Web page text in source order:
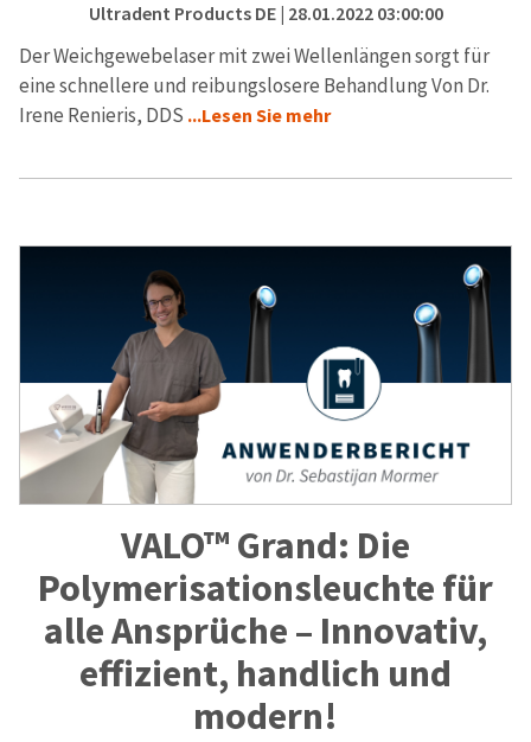
Ultradent Products DE| 28.01.2022 03:00:00
Der Weichgewebelaser mit zwei Wellenlängen sorgt für
eine schnellere und reibungslosere Behandlung Von Dr.
Irene Renieris, DDS ...Lesen Sie mehr
VALO™ Grand: Die
Polymerisationsleuchte für
alle Ansprüche ­– Innovativ,
effizient, handlich und
modern!